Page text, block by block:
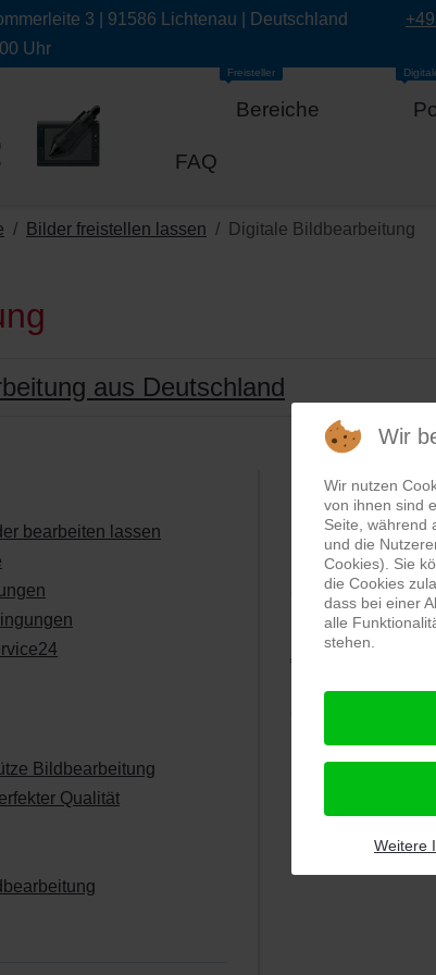
3 | 91586 Lichtenau | Deutschland
Uhr
Bereiche
Freisteller
FAQ
Bilder freistellen lassen Digitale Bildbearbeitung
aus Deutschland
bearbeiten lassen
Bildbearbeitung
Qualität
PRO-ducto
Lichtenau
⭐⭐⭐⭐⭐bei
11.01.2026)
Wir
Wir nutzen
von ihnen sind
Seite, während
und die
Cookies). Sie
die Cookies
dass bei einer
alle
stehen.
Weitere